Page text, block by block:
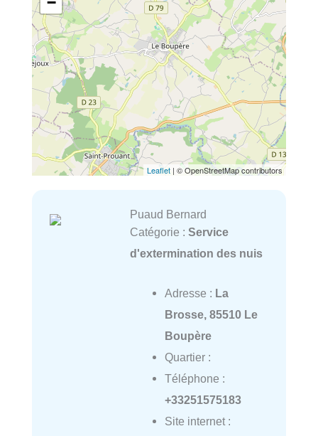
Leaflet | © OpenStreetMap contributors
Puaud Bernard
Catégorie : Service
d'extermination des nuis
Adresse : La
Brosse, 85510 Le
Boupère
Quartier :
Téléphone :
+33251575183
Site internet :